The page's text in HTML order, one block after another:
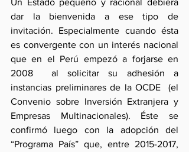
Un Estado pequeño y racional debiera
dar la bienvenida a ese tipo de
invitación. Especialmente cuando ésta
es convergente con un interés nacional
que en el Perú empezó a forjarse en
2008  al solicitar su adhesión a
instancias preliminares de la OCDE  (el
Convenio sobre Inversión Extranjera y
Empresas Multinacionales). Éste se
confirmó luego con la adopción del
“Programa País” que, entre 2015-2017,